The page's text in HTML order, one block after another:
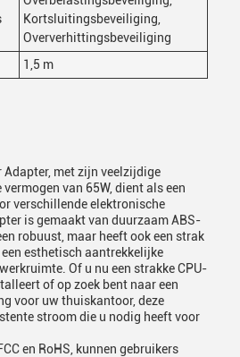
Kortsluitingsbeveiliging,
Oververhittingsbeveiliging
1,5 m
Adapter, met zijn veelzijdige
van 65W, dient als een
verschillende elektronische
is gemaakt van duurzaam ABS-
robuust, maar heeft ook een strak
esthetisch aantrekkelijke
Of u nu een strakke CPU-
of op zoek bent naar een
voor uw thuiskantoor, deze
stroom die u nodig heeft voor
en RoHS, kunnen gebruikers